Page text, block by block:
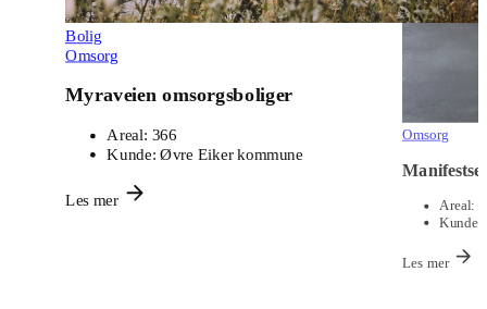
Bolig
Omsorg
Myraveien omsorgsboliger
Areal: 366
Kunde: Øvre Eiker kommune
Les mer
Omsorg
Areal:
Kunde:
Les mer